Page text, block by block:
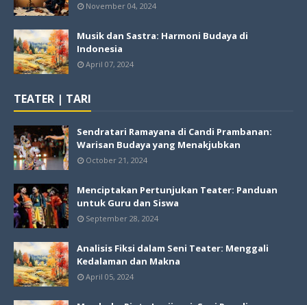
November 04, 2024
Musik dan Sastra: Harmoni Budaya di
Indonesia
April 07, 2024
TEATER | TARI
Sendratari Ramayana di Candi Prambanan:
Warisan Budaya yang Menakjubkan
October 21, 2024
Menciptakan Pertunjukan Teater: Panduan
untuk Guru dan Siswa
September 28, 2024
Analisis Fiksi dalam Seni Teater: Menggali
Kedalaman dan Makna
April 05, 2024